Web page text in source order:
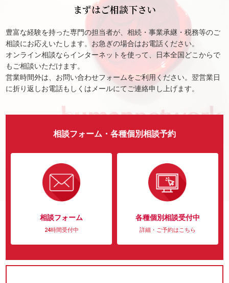
まずはご相談下さい
豊富な経験を持った専門の担当者が、相続・事業承継・税務等のご
相談にお応えいたします。お急ぎの場合はお電話ください。
オンライン相談ならインターネットを使って、日本全国どこからで
もご相談いただけます。
営業時間外は、お問い合わせフォームをご利用ください。翌営業日
に折り返しお電話もしくはメールにてご連絡申し上げます。
相談フォーム・各種個別相談予約
相談フォーム
24時間受付中
各種個別相談受付中
詳細・ご予約はこちら